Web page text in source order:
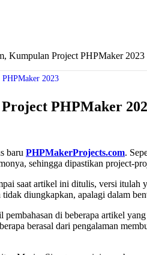
Kumpulan Project PHPMaker
2023
PHPMaker
baru PHPMakerProjects.com.
sehingga dipastikan project-
saat artikel ini ditulis, versi
diungkapkan, apalagi dalam
pembahasan di beberapa artikel
berasal dari pengalaman